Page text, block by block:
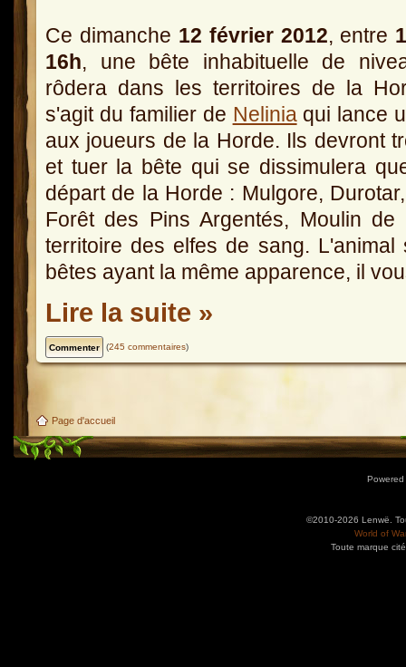
Ce dimanche 12 février 2012, entre
16h, une bête inhabituelle de
rôdera dans les territoires de la
s'agit du familier de Neliniaqui lance
aux joueurs de la Horde. Ils devront
et tuer la bête qui se dissimulera
départ de la Horde : Mulgore,
Forêt des Pins Argentés, Moulin
territoire des elfes de sang.
bêtes ayant la même apparence, il
Lire la suite »
(245 commentaires)
Page d'accueil
©2010-2026 Lenwë.
World of
Toute marque